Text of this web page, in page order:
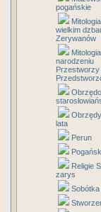
pogańskie
wielkim
Zerywanów
narodzeniu
Przestworzy
lata
Perun
Religie
zarys
Sobótka